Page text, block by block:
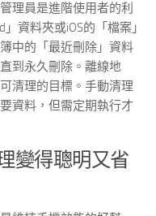
理員是進階使用者的利
資料夾或iOS的「檔案」
中的「最近刪除」資料
到永久刪除。離線地
清理的目標。手動清理
資料，但需定期執行才
變得聰明又省